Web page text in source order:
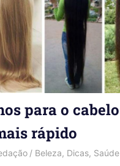
para o cabelo
rápido
Beleza, Dicas, Saúde